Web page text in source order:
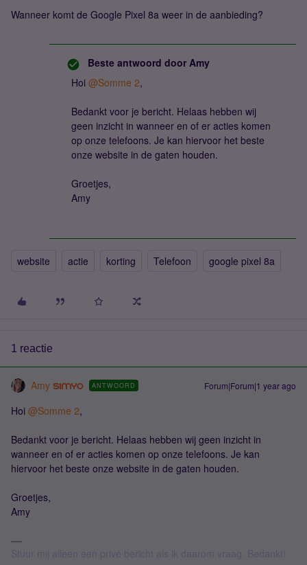
Wanneer komt de Google Pixel 8a weer in de aanbieding?
Beste antwoord door Amy
Hoi ​ @Somme 2,
Bedankt voor je bericht. Helaas hebben wij
geen inzicht in wanneer en of er acties komen
op onze telefoons. Je kan hiervoor het beste
onze website in de gaten houden.
Groetjes,
Amy
website actie korting Telefoon google pixel 8a
1 reactie
Amy ANTWOORD Forum|Forum|1 year ago
Hoi ​ @Somme 2,
Bedankt voor je bericht. Helaas hebben wij geen inzicht in
wanneer en of er acties komen op onze telefoons. Je kan
hiervoor het beste onze website in de gaten houden.
Groetjes,
Amy